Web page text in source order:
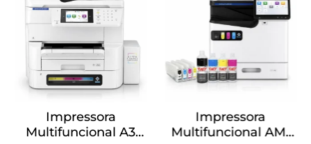
Impressora
Multifuncional A3
Impressora
Multifuncional AM-